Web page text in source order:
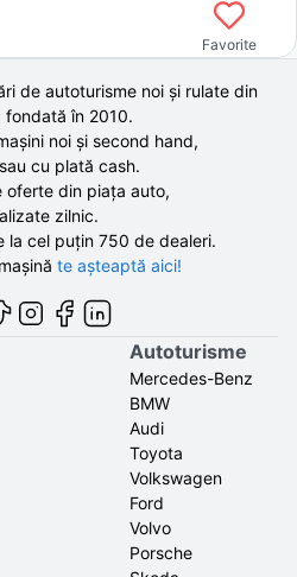
Favorite
de autoturisme noi și rulate din
fondată în 2010.
noi și second hand,
cu plată cash.
oferte din piața auto,
zilnic.
la cel puțin 750 de dealeri.
te așteaptă aici!
Autoturisme
Mercedes-Benz
BMW
Audi
Toyota
Volkswagen
Ford
Volvo
Porsche